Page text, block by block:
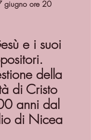
giugno ore 20
e i suoi
della
di Cristo
anni dal
di Nicea